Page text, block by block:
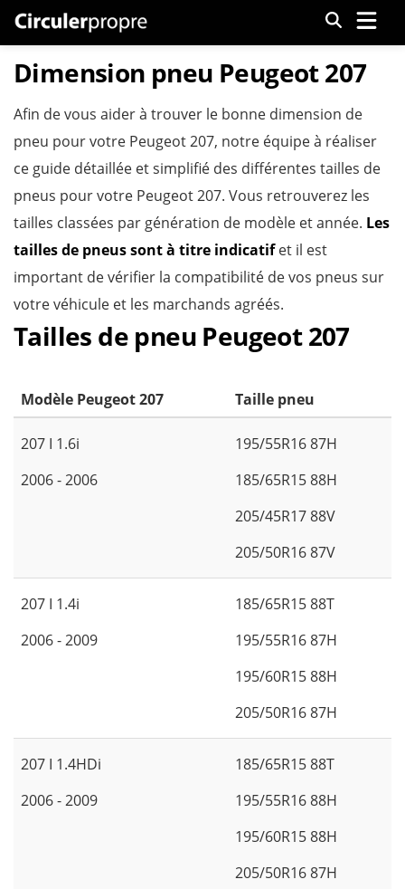
Menu
Dimension pneu Peugeot 207
Afin de vous aider à trouver le bonne dimension de
pneu pour votre Peugeot 207, notre équipe à réaliser
ce guide détaillée et simplifié des différentes tailles de
pneus pour votre Peugeot 207. Vous retrouverez les
tailles classées par génération de modèle et année. Les
tailles de pneus sont à titre indicatifet il est
important de vérifier la compatibilité de vos pneus sur
votre véhicule et les marchands agréés.
Tailles de pneu Peugeot 207
Modèle Peugeot 207 Taille pneu
207 I 1.6i
2006 - 2006
195/55R16 87H
185/65R15 88H
205/45R17 88V
205/50R16 87V
207 I 1.4i
2006 - 2009
185/65R15 88T
195/55R16 87H
195/60R15 88H
205/50R16 87H
207 I 1.4HDi
2006 - 2009
185/65R15 88T
195/55R16 88H
195/60R15 88H
205/50R16 87H